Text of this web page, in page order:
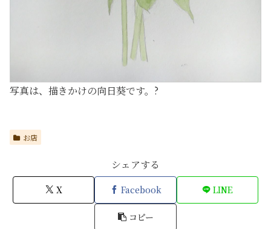
写真は、描きかけの向日葵です。?
お店
シェアする
X Facebook LINE
コピー